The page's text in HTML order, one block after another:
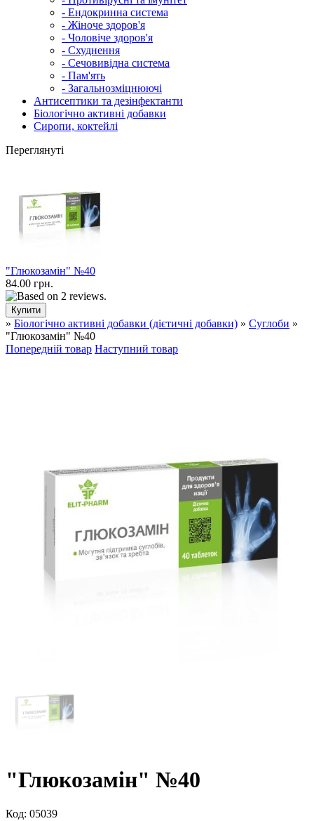
- Ендокринна система
- Жіноче здоров'я
- Чоловіче здоров'я
- Схуднення
- Сечовивідна система
- Пам'ять
- Загальнозміцнюючі
Антисептики та дезінфектанти
Біологічно активні добавки
Сиропи, коктейлі
Переглянуті
"Глюкозамін" №40
84.00 грн.
» Біологічно активні добавки (дієтичні добавки) » Суглоби »
"Глюкозамін" №40
Попередній товар Наступний товар
"Глюкозамін" №40
Код: 05039